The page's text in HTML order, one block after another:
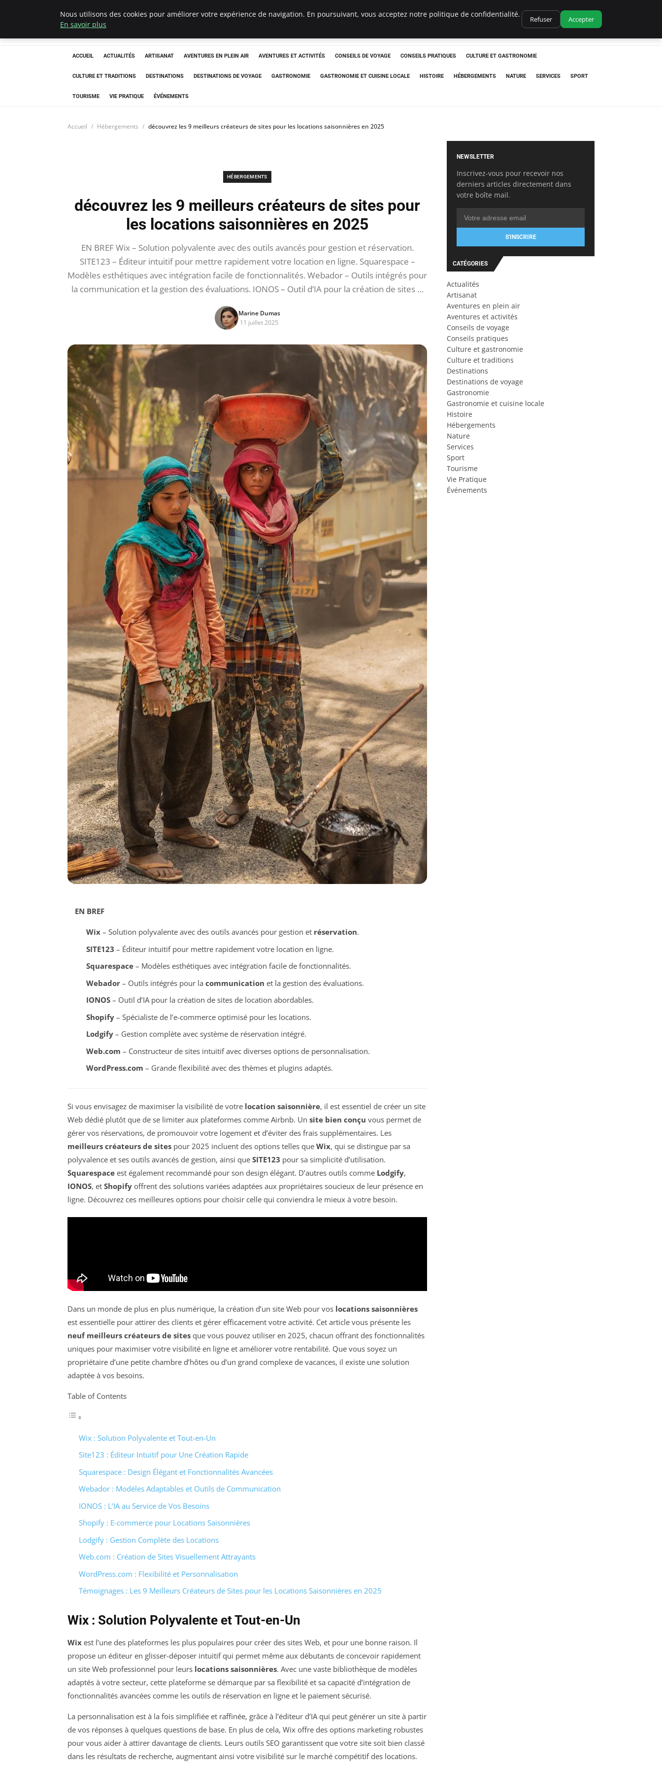
Correze Co
ACCUEIL ACTUALITÉS ARTISANAT AVENTURES EN PLEIN AIR AVENTURES ET ACTIVITÉS CONSEILS DE VOYAGE CONSEILS PRATIQUES CULTURE ET GASTRONOMIE
CULTURE ET TRADITIONS DESTINATIONS DESTINATIONS DE VOYAGE GASTRONOMIE GASTRONOMIE ET CUISINE LOCALE HISTOIRE HÉBERGEMENTS NATURE SERVICES SPORT
TOURISME VIE PRATIQUE ÉVÉNEMENTS
Accueil Hébergements découvrez les 9 meilleurs créateurs de sites pour les locations saisonnières en 2025
HÉBERGEMENTS
découvrez les 9 meilleurs créateurs de sites pour
les locations saisonnières en 2025
EN BREF Wix – Solution polyvalente avec des outils avancés pour gestion et réservation.
SITE123 – Éditeur intuitif pour mettre rapidement votre location en ligne. Squarespace –
Modèles esthétiques avec intégration facile de fonctionnalités. Webador – Outils intégrés pour
la communication et la gestion des évaluations. IONOS – Outil d’IA pour la création de sites …
Marine Dumas
11 juillet 2025
EN BREF
Wix– Solution polyvalente avec des outils avancés pour gestion et réservation.
SITE123 – Éditeur intuitif pour mettre rapidement votre location en ligne.
Squarespace– Modèles esthétiques avec intégration facile de fonctionnalités.
Webador– Outils intégrés pour la communication et la gestion des évaluations.
IONOS– Outil d’IA pour la création de sites de location abordables.
Shopify– Spécialiste de l’e-commerce optimisé pour les locations.
Lodgify– Gestion complète avec système de réservation intégré.
Web.com – Constructeur de sites intuitif avec diverses options de personnalisation.
WordPress.com – Grande flexibilité avec des thèmes et plugins adaptés.
Si vous envisagez de maximiser la visibilité de votre location saisonnière, il est essentiel de créer un site
Web dédié plutôt que de se limiter aux plateformes comme Airbnb. Un site bien conçu vous permet de
gérer vos réservations, de promouvoir votre logement et d’éviter des frais supplémentaires. Les
meilleurs créateurs de sites pour 2025 incluent des options telles que Wix, qui se distingue par sa
polyvalence et ses outils avancés de gestion, ainsi que SITE123 pour sa simplicité d’utilisation.
Squarespace est également recommandé pour son design élégant. D’autres outils comme Lodgify,
IONOS, et Shopify offrent des solutions variées adaptées aux propriétaires soucieux de leur présence en
ligne. Découvrez ces meilleures options pour choisir celle qui conviendra le mieux à votre besoin.
Dans un monde de plus en plus numérique, la création d’un site Web pour vos locations saisonnières
est essentielle pour attirer des clients et gérer efficacement votre activité. Cet article vous présente les
neuf meilleurs créateurs de sites que vous pouvez utiliser en 2025, chacun offrant des fonctionnalités
uniques pour maximiser votre visibilité en ligne et améliorer votre rentabilité. Que vous soyez un
propriétaire d’une petite chambre d’hôtes ou d’un grand complexe de vacances, il existe une solution
adaptée à vos besoins.
Table of Contents
Wix : Solution Polyvalente et Tout-en-Un
Site123 : Éditeur Intuitif pour Une Création Rapide
Squarespace : Design Élégant et Fonctionnalités Avancées
Webador : Modèles Adaptables et Outils de Communication
IONOS : L’IA au Service de Vos Besoins
Shopify : E-commerce pour Locations Saisonnières
Lodgify : Gestion Complète des Locations
Web.com : Création de Sites Visuellement Attrayants
WordPress.com : Flexibilité et Personnalisation
Témoignages : Les 9 Meilleurs Créateurs de Sites pour les Locations Saisonnières en 2025
Wix : Solution Polyvalente et Tout-en-Un
Wix est l’une des plateformes les plus populaires pour créer des sites Web, et pour une bonne raison. Il
propose un éditeur en glisser-déposer intuitif qui permet même aux débutants de concevoir rapidement
un site Web professionnel pour leurs locations saisonnières. Avec une vaste bibliothèque de modèles
adaptés à votre secteur, cette plateforme se démarque par sa flexibilité et sa capacité d’intégration de
fonctionnalités avancées comme les outils de réservation en ligne et le paiement sécurisé.
La personnalisation est à la fois simplifiée et raffinée, grâce à l’éditeur d’IA qui peut générer un site à partir
de vos réponses à quelques questions de base. En plus de cela, Wix offre des options marketing robustes
pour vous aider à attirer davantage de clients. Leurs outils SEO garantissent que votre site soit bien classé
dans les résultats de recherche, augmentant ainsi votre visibilité sur le marché compétitif des locations.
NEWSLETTER
Inscrivez-vous pour recevoir nos
derniers articles directement dans
votre boîte mail.
S'INSCRIRE
CATÉGORIES
Actualités
Artisanat
Aventures en plein air
Aventures et activités
Conseils de voyage
Conseils pratiques
Culture et gastronomie
Culture et traditions
Destinations
Destinations de voyage
Gastronomie
Gastronomie et cuisine locale
Histoire
Hébergements
Nature
Services
Sport
Tourisme
Vie Pratique
Événements
Nous utilisons des cookies pour améliorer votre expérience de navigation. En poursuivant, vous acceptez notre politique de confidentialité.
En savoir plus
Refuser Accepter